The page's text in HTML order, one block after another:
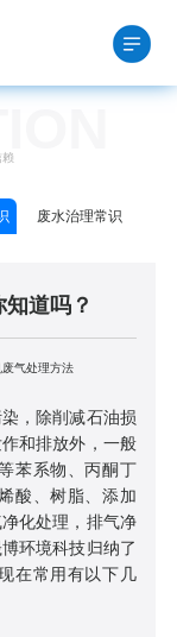
废水治理常识
道吗？
气处理方法
，除削减石油损
和排放外，一般
苯系物、丙酮丁
酸、树脂、添加
化处理，排气净
环境科技归纳了
在常用有以下几